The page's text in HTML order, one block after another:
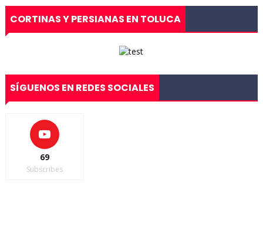
CORTINAS Y PERSIANAS EN TOLUCA
SÍGUENOS EN REDES SOCIALES
69
Subscribes